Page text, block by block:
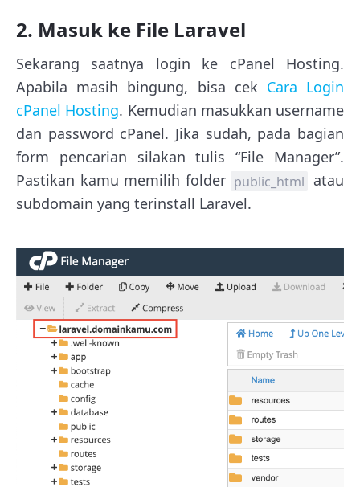
2. Masuk ke File Laravel
Sekarang saatnya login ke cPanel Hosting.
Apabila masih bingung, bisa cek Cara Login
cPanel Hosting. Kemudian masukkan username
dan password cPanel. Jika sudah, pada bagian
form pencarian silakan tulis “File Manager”.
Pastikan kamu memilih folder public_html atau
subdomain yang terinstall Laravel.